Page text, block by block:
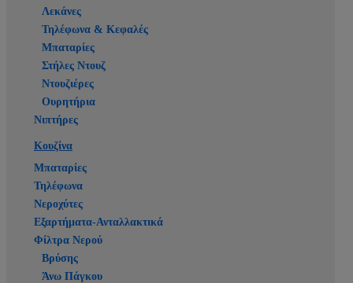
Λεκάνες
Τηλέφωνα & Κεφαλές
Μπαταρίες
Στήλες Ντουζ
Ντουζιέρες
Ουρητήρια
Νιπτήρες
Κουζίνα
Μπαταρίες
Τηλέφωνα
Νεροχύτες
Εξαρτήματα-Ανταλλακτικά
Φίλτρα Νερού
Βρύσης
Άνω Πάγκου